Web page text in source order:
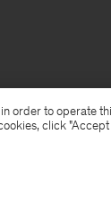
order to operate
click "Accept